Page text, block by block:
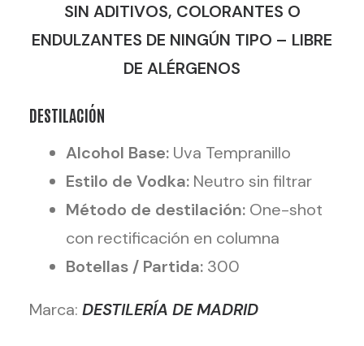
SIN ADITIVOS, COLORANTES O
ENDULZANTES DE NINGÚN TIPO – LIBRE
DE ALÉRGENOS
DESTILACIÓN
Alcohol Base: Uva Tempranillo
Estilo de Vodka: Neutro sin filtrar
Método de destilación: One-shot
con rectificación en columna
Botellas / Partida: 300
Marca: DESTILERÍA DE MADRID